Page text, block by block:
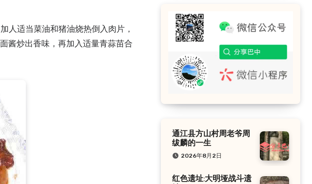
人适当菜油和猪油烧热倒入肉片，
酱炒出香味，再加入适量青蒜苗合
通江县方山村周老爷周
绂麟的一生
2026年8月2日
红色遗址:大明垭战斗遗